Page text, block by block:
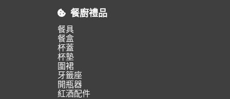
餐廚禮品
餐具
餐盒
杯蓋
杯墊
圍裙
牙籤座
開瓶器
紅酒配件